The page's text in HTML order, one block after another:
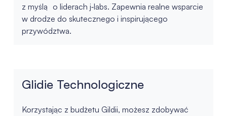
z myślą o liderach j‑labs. Zapewnia realne wsparcie
w drodze do skutecznego i inspirującego
przywództwa.
Glidie Technologiczne
Korzystając z budżetu Gildii, możesz zdobywać